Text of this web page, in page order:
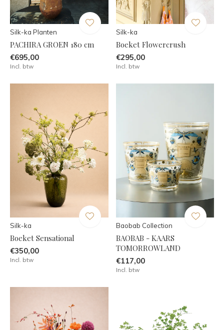
Silk-ka Planten
PACHIRA GROEN 180 cm
€695,00
Incl. btw
Silk-ka
Boeket Flowercrush
€295,00
Incl. btw
Silk-ka
Boeket Sensational
€350,00
Incl. btw
Baobab Collection
BAOBAB - KAARS
TOMORROWLAND
€117,00
Incl. btw